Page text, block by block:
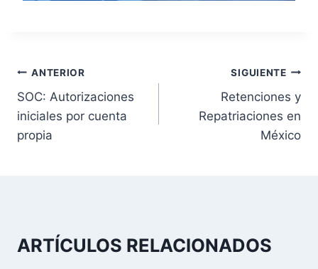
N
a
v
c
ANTERIOR
SOC: Autorizaciones
iniciales por cuenta
propia
SIGUIENTE
Retenciones y
Repatriaciones en
México
ARTÍCULOS RELACIONADOS